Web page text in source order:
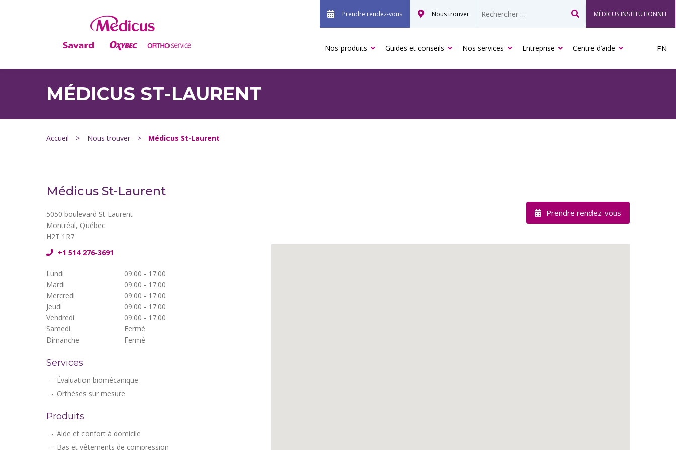
Prendre rendez-vous Nous trouver
Recherche
MÉDICUS INSTITUTIONNEL
Nos produits Guides et conseils Nos services Entreprise Centre d’aide EN
MÉDICUS ST-LAURENT
Accueil > Nous trouver > Médicus St-Laurent
Médicus St-Laurent
5050 boulevard St-Laurent
Montréal, Québec
H2T 1R7
+1 514 276-3691
Lundi
09:00 - 17:00
Mardi
09:00 - 17:00
Mercredi
09:00 - 17:00
Jeudi
09:00 - 17:00
Vendredi
09:00 - 17:00
Samedi
Fermé
Dimanche
Fermé
Services
Évaluation biomécanique
Orthèses sur mesure
Produits
Aide et confort à domicile
Bas et vêtements de compression
Prendre rendez-vous